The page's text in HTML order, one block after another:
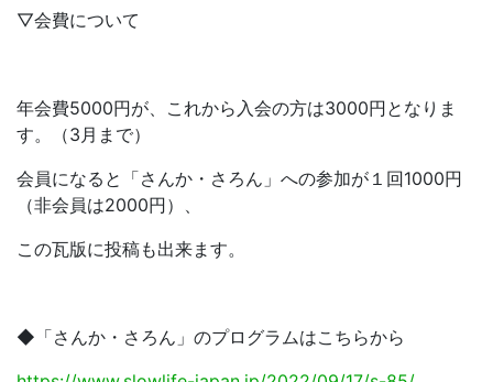
▽会費について
年会費5000円が、これから入会の方は3000円となりま
す。（3月まで）
会員になると「さんか・さろん」への参加が１回1000円
（非会員は2000円）、
この瓦版に投稿も出来ます。
◆「さんか・さろん」のプログラムはこちらから